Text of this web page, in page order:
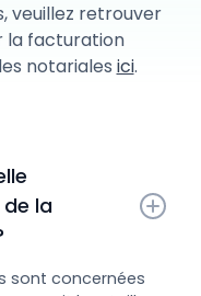
veuillez retrouver
la facturation
notariales ici.
la
sont concernées